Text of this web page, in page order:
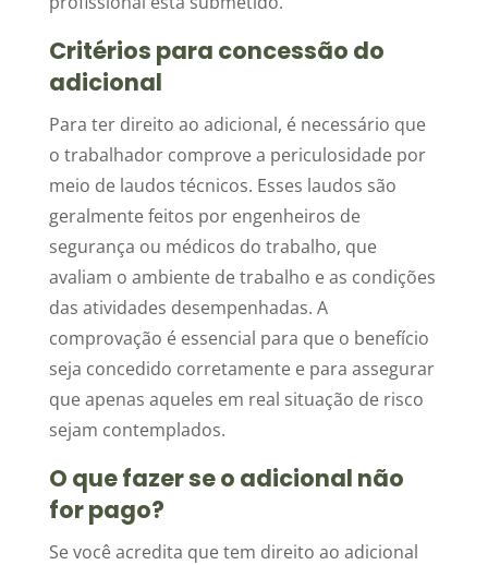
Critérios para concessão do
adicional
Para ter direito ao adicional, é necessário que
o trabalhador comprove a periculosidade por
meio de laudos técnicos. Esses laudos são
geralmente feitos por engenheiros de
segurança ou médicos do trabalho, que
avaliam o ambiente de trabalho e as condições
das atividades desempenhadas. A
comprovação é essencial para que o benefício
seja concedido corretamente e para assegurar
que apenas aqueles em real situação de risco
sejam contemplados.
O que fazer se o adicional não
for pago?
Se você acredita que tem direito ao adicional